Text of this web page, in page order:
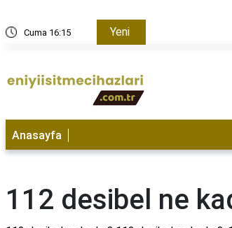
Cuma 16:15 Yeni
Anasayfa
112 desibel ne